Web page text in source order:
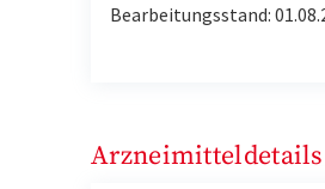
Bearbeitungsstand:
Arzneimitteldetails